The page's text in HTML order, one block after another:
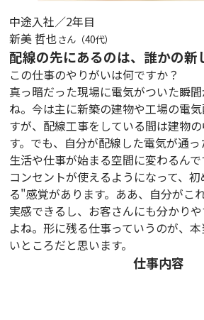
中途入社／2年目
新美 哲也さん（40代）
配線の先にあるのは、誰かの新
この仕事のやりがいは何ですか？
真っ暗だった現場に電気がついた瞬
ね。今は主に新築の建物や工場の電
すが、配線工事をしている間は建物
す。でも、自分が配線した電気が通
生活や仕事が始まる空間に変わるんで
コンセントが使えるようになって、
る"感覚があります。ああ、自分がこ
実感できるし、お客さんにも分かり
よね。形に残る仕事っていうのが、
いところだと思います。
仕事内容